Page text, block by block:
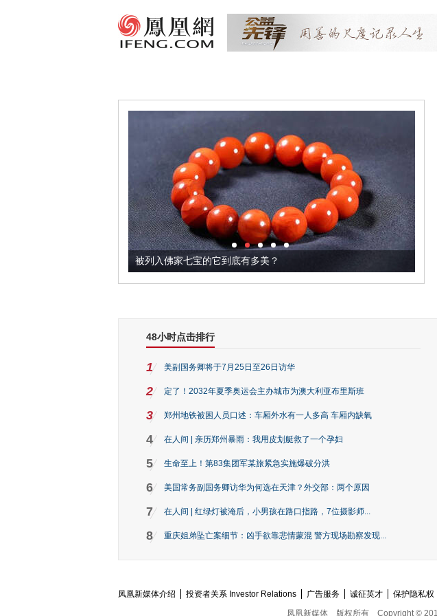
被列入佛家七宝的它到底有多美？
48小时点击排行
1 美副国务卿将于7月25日至26日访华
2 定了！2032年夏季奥运会主办城市为澳大利亚布里斯班
3 郑州地铁被困人员口述：车厢外水有一人多高 车厢内缺氧
4 在人间 | 亲历郑州暴雨：我用皮划艇救了一个孕妇
5 生命至上！第83集团军某旅紧急实施爆破分洪
6 美国常务副国务卿访华为何选在天津？外交部：两个原因
7 在人间 | 红绿灯被淹后，小男孩在路口指路，7位摄影师...
8 重庆姐弟坠亡案细节：凶手欲靠悲情蒙混 警方现场勘察发现...
凤凰新媒体介绍 投资者关系 Investor Relations 广告服务 诚征英才 保护隐私权
凤凰新媒体
版权所有 Copyright ©